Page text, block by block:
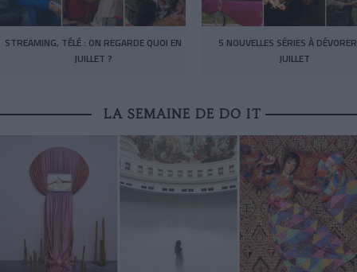
STREAMING, TÉLÉ : ON REGARDE QUOI EN
JUILLET ?
5 NOUVELLES SÉRIES À
JUILLET
LA SEMAINE DE DO IT